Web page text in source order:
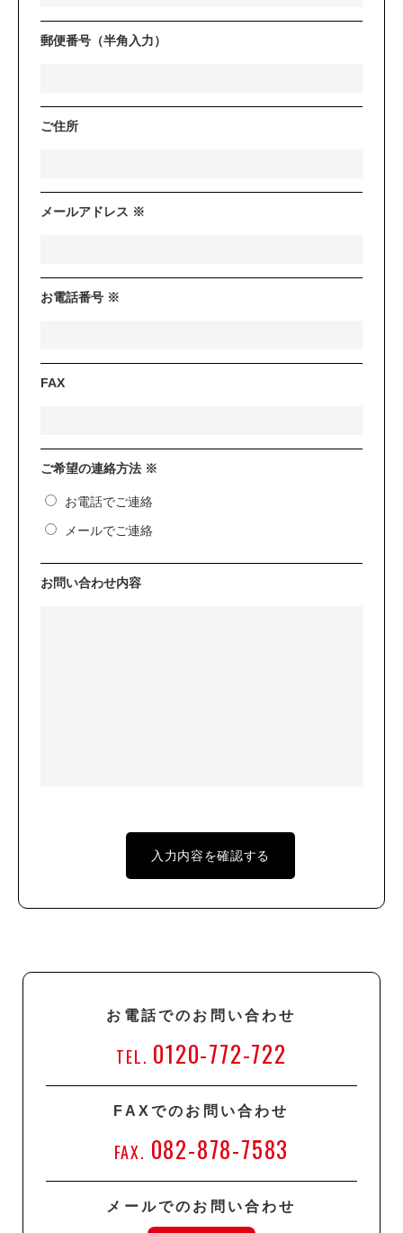
郵便番号（半角入力）
ご住所
メールアドレス ※
お電話番号 ※
FAX
ご希望の連絡方法 ※
お電話でご連絡
メールでご連絡
お問い合わせ内容
お電話でのお問い合わせ
TEL. 0120-772-722
FAXでのお問い合わせ
FAX. 082-878-7583
メールでのお問い合わせ